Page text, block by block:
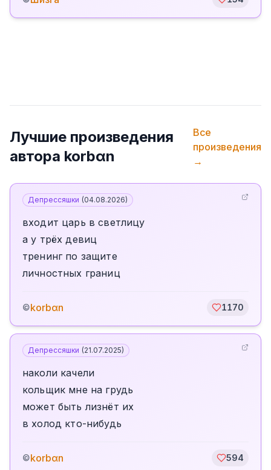
Лучшие произведения
автора korbαn
Все
произведения
→
Депрессяшки (04.08.2026)
входит царь в светлицу
а у трёх девиц
тренинг по защите
личностных границ
©korbαn 1170
Депрессяшки (21.07.2025)
наколи качели
кольщик мне на грудь
может быть лизнëт их
в холод кто-нибудь
©korbαn 594